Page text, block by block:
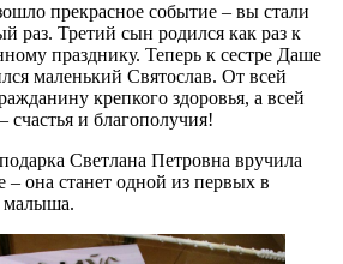
прекрасное событие – вы стали
раз. Третий сын родился как раз к
празднику. Теперь к сестре Даше
маленький Святослав. От всей
крепкого здоровья, а всей
и благополучия!
Светлана Петровна вручила
– она станет одной из первых в
малыша.